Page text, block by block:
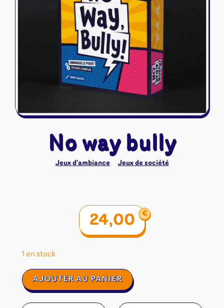
Naruto Mythos
Autres
Tapis de jeu
No way bully
Jeux d'ambiance Jeux de société
24,00 €
1 en stock
quantité
de
way
AJOUTER AU PANIER